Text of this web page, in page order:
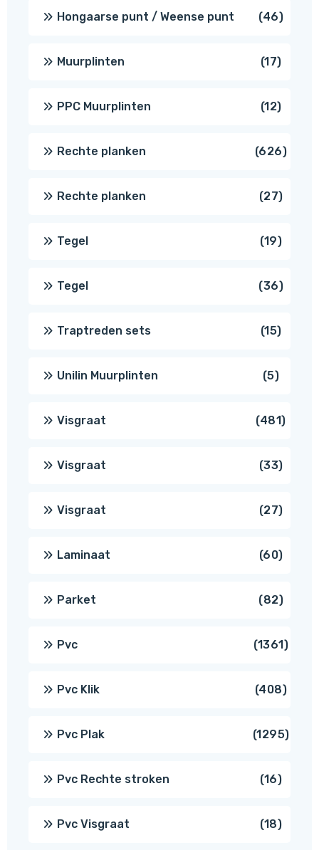
Hongaarse punt / Weense punt 4646
Muurplinten 1717
PPC Muurplinten 1212
Rechte planken 626626
Rechte planken 2727
Tegel 1919
Tegel 3636
Traptreden sets 1515
Unilin Muurplinten 55
Visgraat 481481
Visgraat 3333
Visgraat 2727
Laminaat 6060
Parket 8282
Pvc 13611361
Pvc Klik 408408
Pvc Plak 12951295
Pvc Rechte stroken 1616
Pvc Visgraat 1818